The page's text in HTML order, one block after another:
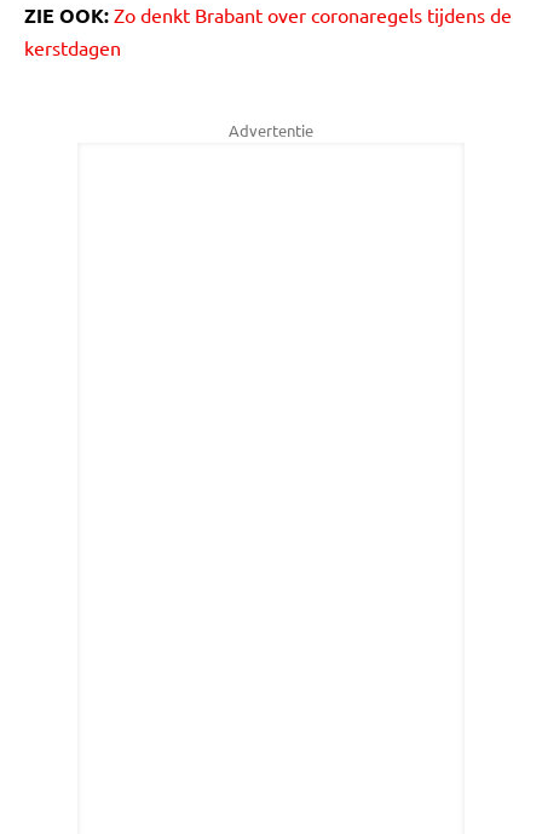
ZIE OOK: Zo denkt Brabant over coronaregels tijdens de
kerstdagen
Advertentie